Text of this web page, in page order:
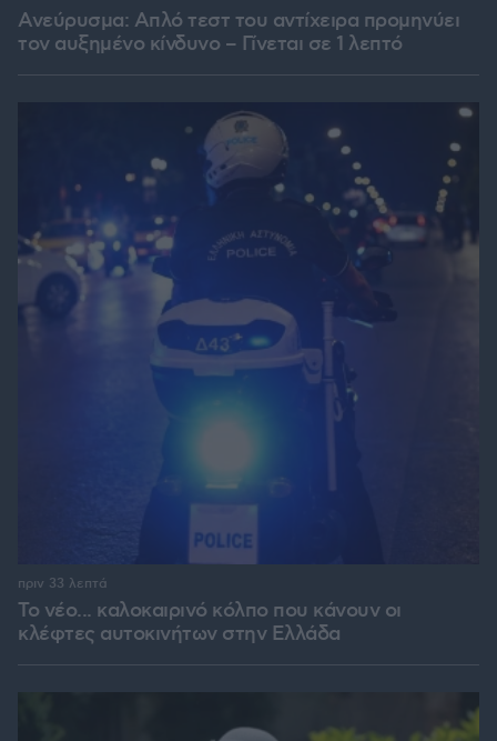
Ανεύρυσμα: Απλό τεστ του αντίχειρα προμηνύει
τον αυξημένο κίνδυνο – Γίνεται σε 1 λεπτό
Το νέο... καλοκαιρινό κόλπο που κάνουν οι
κλέφτες αυτοκινήτων στην Ελλάδα
πριν 33 λεπτά